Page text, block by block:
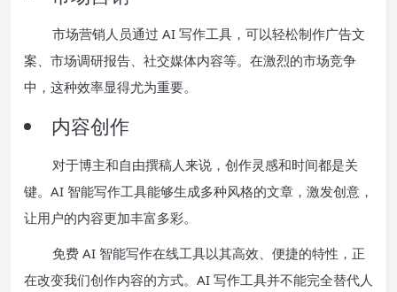
市场营销人员通过 AI 写作工具，可以轻松制作广告文
案、市场调研报告、社交媒体内容等。在激烈的市场竞争
中，这种效率显得尤为重要。
内容创作
对于博主和自由撰稿人来说，创作灵感和时间都是关
键。AI 智能写作工具能够生成多种风格的文章，激发创意，
让用户的内容更加丰富多彩。
免费 AI 智能写作在线工具以其高效、便捷的特性，正
在改变我们创作内容的方式。AI 写作工具并不能完全替代人